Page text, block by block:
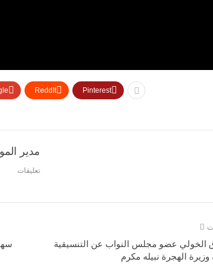
ReddIt Pinterest
مدير
تعليقات
الخولي عضو مجلس النواب عن التنسيقية
وزيرة الهجرة نبيله مكرم